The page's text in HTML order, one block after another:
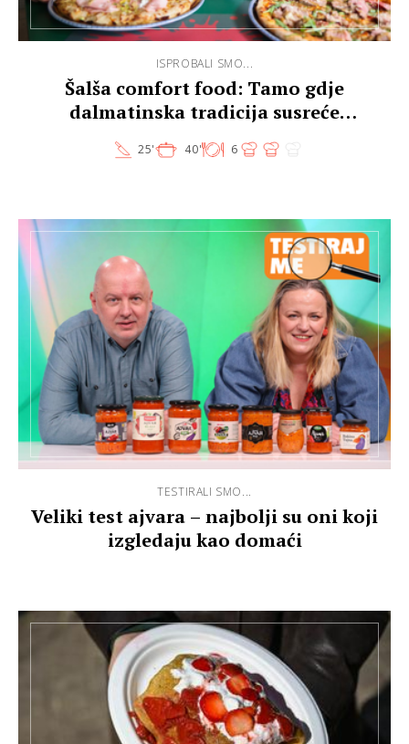
ISPROBALI SMO...
Šalša comfort food: Tamo gdje
dalmatinska tradicija susreće
američke klasike
25' 40' 6
TESTIRALI SMO...
Veliki test ajvara – najbolji su oni koji
izgledaju kao domaći